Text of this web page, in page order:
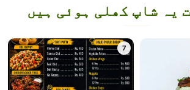
یہ شاپ کھلی ہوئی ہیں
7